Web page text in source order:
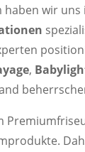
haben wir uns
,